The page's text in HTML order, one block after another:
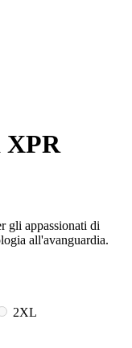
XPR
gli appassionati di
all'avanguardia.
2XL